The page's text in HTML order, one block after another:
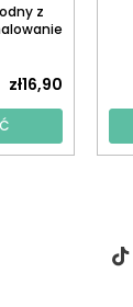
z
zł16,90